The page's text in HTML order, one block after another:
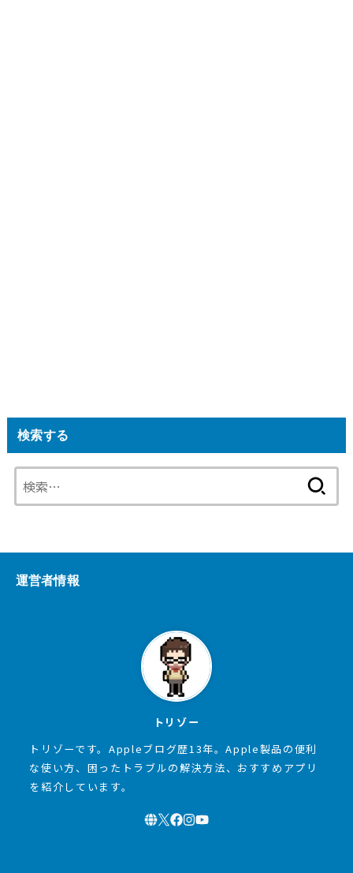
検索する
索:
運営者情報
トリゾー
トリゾーです。Appleブログ歴13年。Apple製品の便利
な使い方、困ったトラブルの解決方法、おすすめアプリ
を紹介しています。